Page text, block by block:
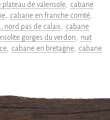
plateau de valensole
cabane
cabane en franche comté
nord pas de calais
cabane
gorges du verdon
nuit
cabane en bretagne
cabane